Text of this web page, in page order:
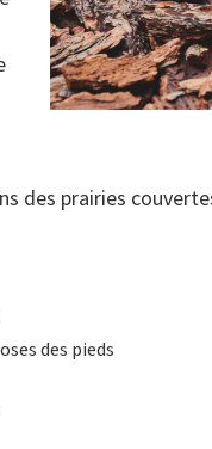
des prairies
des pieds